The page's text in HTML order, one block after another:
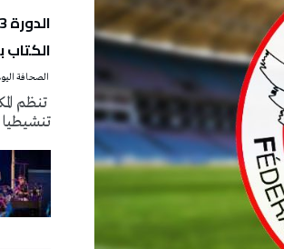
الكتاب
تنظم
تنشيطيا